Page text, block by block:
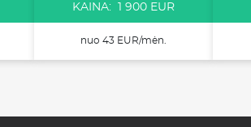
KAINA: 1 900 EUR
nuo 43 EUR/mėn.